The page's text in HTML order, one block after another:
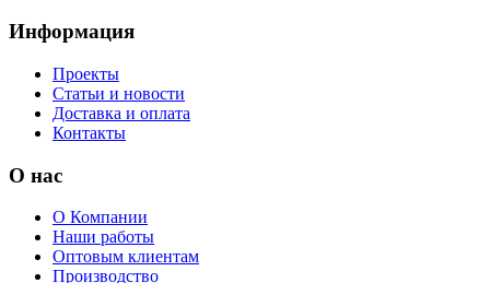
Информация
Проекты
Статьи и новости
Доставка и оплата
Контакты
О нас
О Компании
Наши работы
Оптовым клиентам
Производство